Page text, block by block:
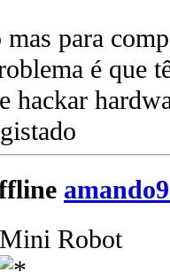
mas para
é que
hackar
Mini Robot